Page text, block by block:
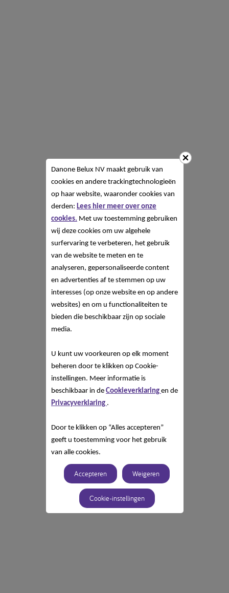
Danone Belux NV maakt gebruik van
cookies en andere trackingtechnologieën
op haar website, waaronder cookies van
derden: Lees hier meer over onze
cookies. Met uw toestemming gebruiken
wij deze cookies om uw algehele
surfervaring te verbeteren, het gebruik
van de website te meten en te
analyseren, gepersonaliseerde content
en advertenties af te stemmen op uw
interesses (op onze website en op andere
websites) en om u functionaliteiten te
bieden die beschikbaar zijn op sociale
media.
U kunt uw voorkeuren op elk moment
beheren door te klikken op Cookie-
instellingen. Meer informatie is
beschikbaar in de Cookieverklaring en de
Privacyverklaring .
Door te klikken op “Alles accepteren”
geeft u toestemming voor het gebruik
van alle cookies.
Accepteren Weigeren
Cookie-instellingen